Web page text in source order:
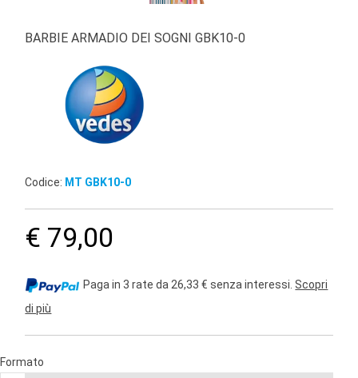
BARBIE ARMADIO DEI SOGNI GBK10-0
Codice: MT GBK10-0
€ 79,00
Paga in 3 rate da 26,33 € senza interessi.Scopri
di più
Formato